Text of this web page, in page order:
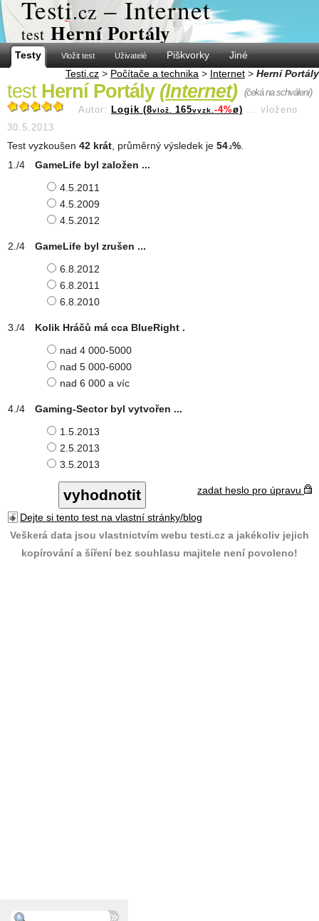
Testi.cz – Internet
test Herní Portály
Testy Vložit test Uživatelé Piškvorky
Jiné
Testi.cz > Počítače a technika > Internet > Herní Portály
test Herní Portály (Internet) (čeká na schválení)
Autor: Logik (8vlož. 165vyzk.-4%ø) ... vloženo
30.5.2013
Test vyzkoušen 42 krát, průměrný výsledek je 54.2%.
GameLife byl založen ...
4.5.2011
4.5.2009
4.5.2012
GameLife byl zrušen ...
6.8.2012
6.8.2011
6.8.2010
Kolik Hráčů má cca BlueRight .
nad 4 000-5000
nad 5 000-6000
nad 6 000 a víc
Gaming-Sector byl vytvořen ...
1.5.2013
2.5.2013
3.5.2013
zadat heslo pro úpravu
Dejte si tento test na vlastní stránky/blog
Veškerá data jsou vlastnictvím webu testi.cz a jakékoliv jejich
kopírování a šíření bez souhlasu majitele není povoleno!